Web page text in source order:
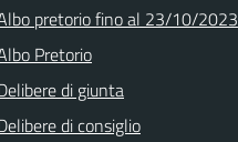
pretorio fino al 23/10/2023
Pretorio
di giunta
di consiglio